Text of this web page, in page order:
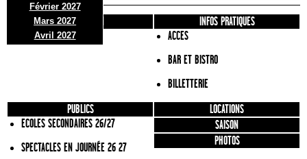
Février 2027
Mars 2027
Avril 2027
PRÉSENTATION
INFOS PRATIQUES
ACCES
BAR ET BISTRO
BILLETTERIE
PUBLICS
ECOLES SECONDAIRES 26/27
SPECTACLES EN JOURNÉE 26 27
LOCATIONS
SAISON
PHOTOS